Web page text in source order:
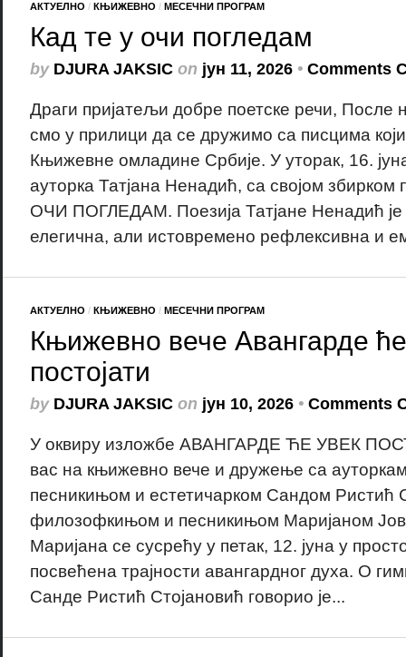
АКТУЕЛНО / КЊИЖЕВНО / МЕСЕЧНИ ПРОГРАМ
Кад те у очи погледам
by DJURA JAKSICon јун 11, 2026 • Comments
Драги пријатељи добре поетске речи, После
смо у прилици да се дружимо са писцима
Књижевне омладине Србије. У уторак, 16.
ауторка Татјана Ненадић, са својом
ОЧИ ПОГЛЕДАМ. Поезија Татјане Ненадић је
елегична, али истовремено рефлексивна и
АКТУЕЛНО / КЊИЖЕВНО / МЕСЕЧНИ ПРОГРАМ
Књижевно вече Авангарде
постојати
by DJURA JAKSICon јун 10, 2026 • Comments
У оквиру изложбе АВАНГАРДЕ ЋЕ УВЕК
вас на књижевно вече и дружење са
песникињом и естетичарком Сандом Ристић
филозофкињом и песникињом Маријаном
Маријана се сусрећу у петак, 12. јуна у
посвећена трајности авангардног духа. О
Санде Ристић Стојановић говорио је...